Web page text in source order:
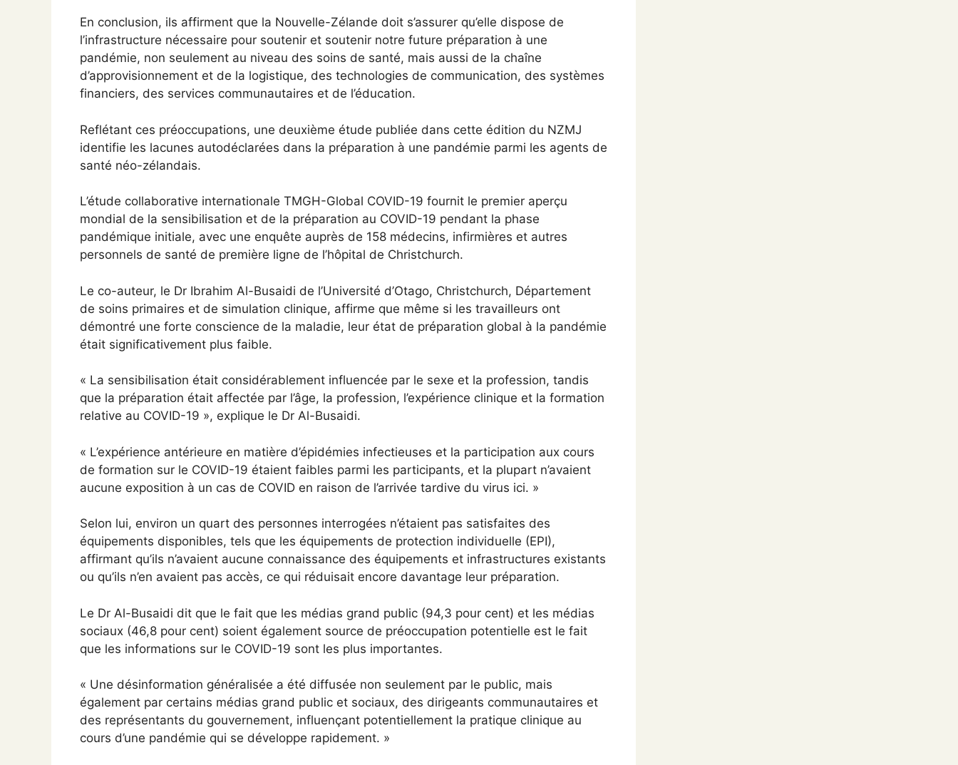
En conclusion, ils affirment que la Nouvelle-Zélande doit s’assurer qu’elle dispose de
l’infrastructure nécessaire pour soutenir et soutenir notre future préparation à une
pandémie, non seulement au niveau des soins de santé, mais aussi de la chaîne
d’approvisionnement et de la logistique, des technologies de communication, des systèmes
financiers, des services communautaires et de l’éducation.
Reflétant ces préoccupations, une deuxième étude publiée dans cette édition du NZMJ
identifie les lacunes autodéclarées dans la préparation à une pandémie parmi les agents de
santé néo-zélandais.
L’étude collaborative internationale TMGH-Global COVID-19 fournit le premier aperçu
mondial de la sensibilisation et de la préparation au COVID-19 pendant la phase
pandémique initiale, avec une enquête auprès de 158 médecins, infirmières et autres
personnels de santé de première ligne de l’hôpital de Christchurch.
Le co-auteur, le Dr Ibrahim Al-Busaidi de l’Université d’Otago, Christchurch, Département
de soins primaires et de simulation clinique, affirme que même si les travailleurs ont
démontré une forte conscience de la maladie, leur état de préparation global à la pandémie
était significativement plus faible.
« La sensibilisation était considérablement influencée par le sexe et la profession, tandis
que la préparation était affectée par l’âge, la profession, l’expérience clinique et la formation
relative au COVID-19 », explique le Dr Al-Busaidi.
« L’expérience antérieure en matière d’épidémies infectieuses et la participation aux cours
de formation sur le COVID-19 étaient faibles parmi les participants, et la plupart n’avaient
aucune exposition à un cas de COVID en raison de l’arrivée tardive du virus ici. »
Selon lui, environ un quart des personnes interrogées n’étaient pas satisfaites des
équipements disponibles, tels que les équipements de protection individuelle (EPI),
affirmant qu’ils n’avaient aucune connaissance des équipements et infrastructures existants
ou qu’ils n’en avaient pas accès, ce qui réduisait encore davantage leur préparation.
Le Dr Al-Busaidi dit que le fait que les médias grand public (94,3 pour cent) et les médias
sociaux (46,8 pour cent) soient également source de préoccupation potentielle est le fait
que les informations sur le COVID-19 sont les plus importantes.
« Une désinformation généralisée a été diffusée non seulement par le public, mais
également par certains médias grand public et sociaux, des dirigeants communautaires et
des représentants du gouvernement, influençant potentiellement la pratique clinique au
cours d’une pandémie qui se développe rapidement. »